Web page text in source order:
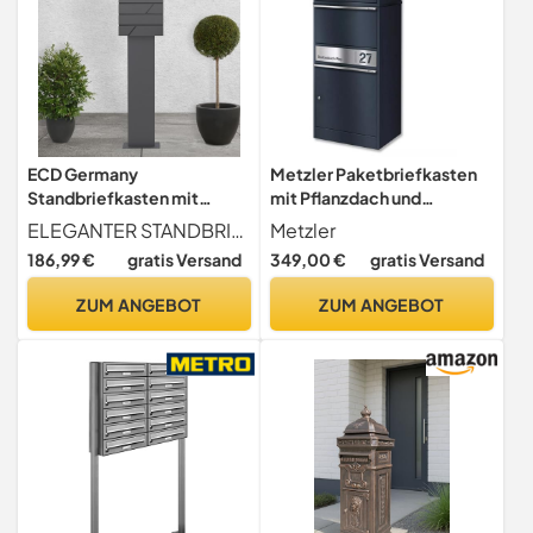
ECD Germany
Standbriefkasten mit
Zeitungsfach,
Freistehender Briefkasten
Standfuß,
Briefkastenständer
Postkasten Anthrazit
37x11x37cm, Edelstahl,
Pulverbeschichtung
ELEGANTER STANDBRIEFKASTEN - Durch ihr zeitloses, elegantes Design fügt sich dieser Standbriefkasten optisch in jedes Wohnumfeld hervorragend ein. Durch die kompakte Ausführung beansprucht der Standbriefkasten wenig Platz. Der Standbriefkasten überzeugt als funktionaler Designer-Briefkasten.
186,99 € gratis Versand
ZUM ANGEBOT
Metzler Paketbriefkasten
mit Pflanzdach und
Paketfach in Anthrazit RAL
7016, abschließbar und
wetterfest,
Edelstahlnamensschild,
große Pakete
Metzler
349,00 € gratis Versand
ZUM ANGEBOT